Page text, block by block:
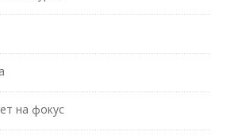
на фокус